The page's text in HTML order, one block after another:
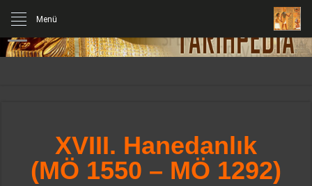
XVIII. Hanedanlık
(MÖ 1550 – MÖ 1292)
Menü